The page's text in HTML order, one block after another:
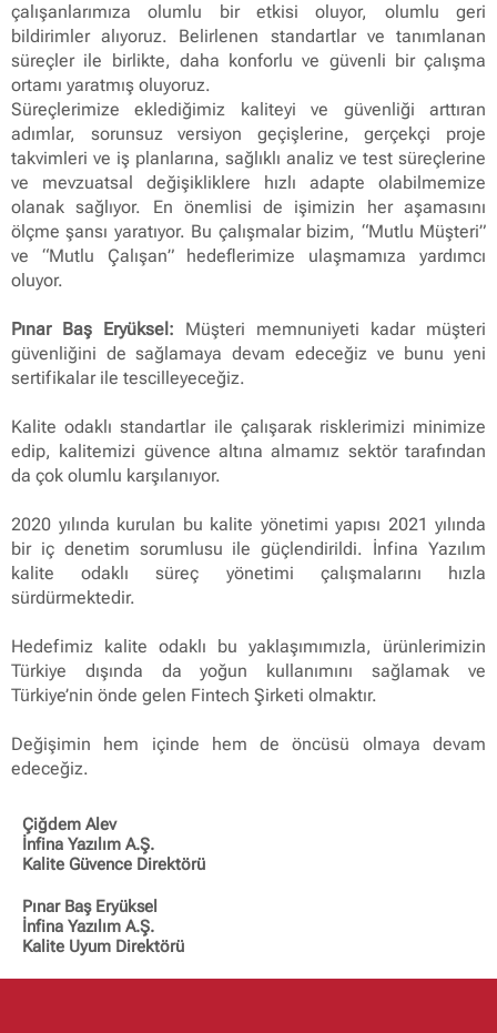
çalışanlarımıza olumlu bir etkisi oluyor, olumlu geri
bildirimler alıyoruz. Belirlenen standartlar ve tanımlanan
süreçler ile birlikte, daha konforlu ve güvenli bir çalışma
ortamı yaratmış oluyoruz.
Süreçlerimize eklediğimiz kaliteyi ve güvenliği arttıran
adımlar, sorunsuz versiyon geçişlerine, gerçekçi proje
takvimleri ve iş planlarına, sağlıklı analiz ve test süreçlerine
ve mevzuatsal değişikliklere hızlı adapte olabilmemize
olanak sağlıyor. En önemlisi de işimizin her aşamasını
ölçme şansı yaratıyor. Bu çalışmalar bizim, “Mutlu Müşteri”
ve “Mutlu Çalışan” hedeflerimize ulaşmamıza yardımcı
oluyor.
Pınar Baş Eryüksel: Müşteri memnuniyeti kadar müşteri
güvenliğini de sağlamaya devam edeceğiz ve bunu yeni
sertifikalar ile tescilleyeceğiz.
Kalite odaklı standartlar ile çalışarak risklerimizi minimize
edip, kalitemizi güvence altına almamız sektör tarafından
da çok olumlu karşılanıyor.
2020 yılında kurulan bu kalite yönetimi yapısı 2021 yılında
bir iç denetim sorumlusu ile güçlendirildi. İnfina Yazılım
kalite odaklı süreç yönetimi çalışmalarını hızla
sürdürmektedir.
Hedefimiz kalite odaklı bu yaklaşımımızla, ürünlerimizin
Türkiye dışında da yoğun kullanımını sağlamak ve
Türkiye’nin önde gelen Fintech Şirketi olmaktır.
Değişimin hem içinde hem de öncüsü olmaya devam
edeceğiz.
Çiğdem Alev
İnfina Yazılım A.Ş.
Kalite Güvence Direktörü
Pınar Baş Eryüksel
İnfina Yazılım A.Ş.
Kalite Uyum Direktörü